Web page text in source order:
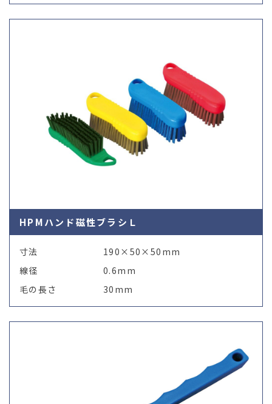
HPMハンド磁性ブラシＬ
寸法
190×50×50mm
線径
0.6mm
毛の長さ
30mm